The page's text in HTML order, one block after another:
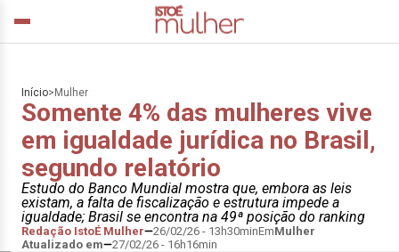
Início> Mulher
Somente 4% das mulheres vive
em igualdade jurídica no Brasil,
segundo relatório
Estudo do Banco Mundial mostra que, embora as leis
existam, a falta de fiscalização e estrutura impede a
igualdade; Brasil se encontra na 49ª posição do ranking
Redação IstoÉ Mulher 26/02/26 - 13h30minEmMulher
Atualizado em
27/02/26 - 16h16min